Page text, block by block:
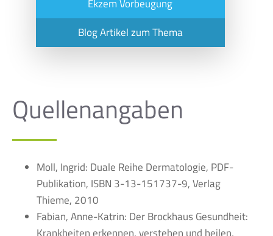
Ekzem Vorbeugung
Blog Artikel zum Thema
Quellenangaben
Moll, Ingrid: Duale Reihe Dermatologie, PDF-
Publikation, ISBN 3-13-151737-9, Verlag
Thieme, 2010
Fabian, Anne-Katrin: Der Brockhaus Gesundheit: